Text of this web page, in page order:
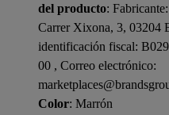
del producto:
Carrer Xixona, 3, 03204
identificación fiscal:
00 , Correo electrónico:
Color: Marrón